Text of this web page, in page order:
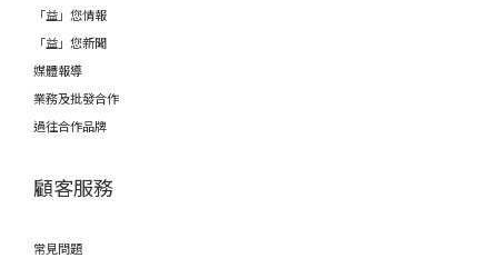
「益」您情報
「益」您新聞
媒體報導
業務及批發合作
過往合作品牌
顧客服務
常見問題